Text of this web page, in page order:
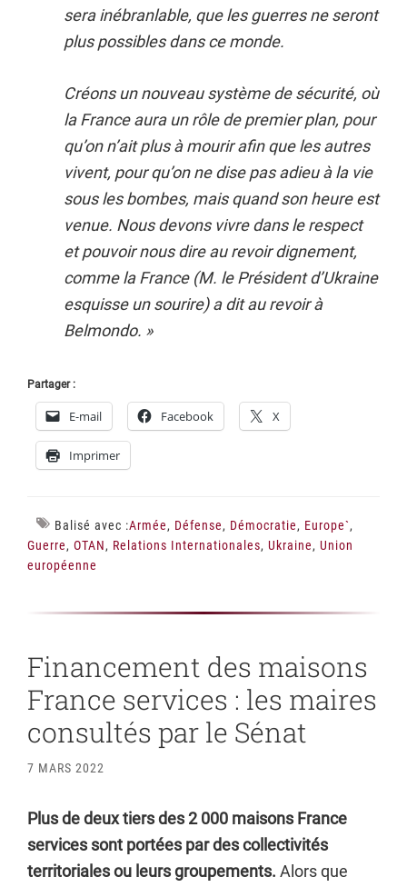
sera inébranlable, que les guerres ne seront
plus possibles dans ce monde.
Créons un nouveau système de sécurité, où
la France aura un rôle de premier plan, pour
qu’on n’ait plus à mourir afin que les autres
vivent, pour qu’on ne dise pas adieu à la vie
sous les bombes, mais quand son heure est
venue. Nous devons vivre dans le respect
et pouvoir nous dire au revoir dignement,
comme la France (M. le Président d’Ukraine
esquisse un sourire) a dit au revoir à
Belmondo. »
Partager :
E-mail Facebook X
Imprimer
Balisé avec :Armée, Défense, Démocratie, Europe`,
Guerre, OTAN, Relations Internationales, Ukraine, Union
européenne
Financement des maisons
France services : les maires
consultés par le Sénat
7 MARS 2022
Plus de deux tiers des 2 000 maisons France
services sont portées par des collectivités
territoriales ou leurs groupements. Alors que